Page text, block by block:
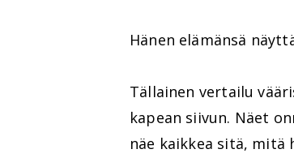
Hänen elämänsä
Tällainen vertailu
kapean siivun. Näet
näe kaikkea sitä, mitä